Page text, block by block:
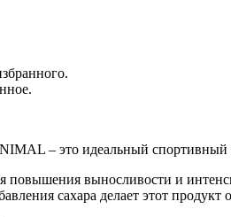
– это идеальный спортивный
повышения выносливости и
сахара делает этот